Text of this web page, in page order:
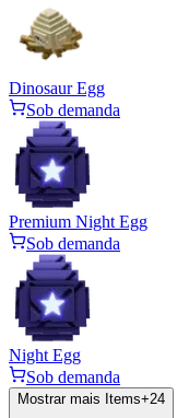
Dinosaur Egg
Sob demanda
Premium Night Egg
Sob demanda
Night Egg
Sob demanda
Mostrar mais Items+24